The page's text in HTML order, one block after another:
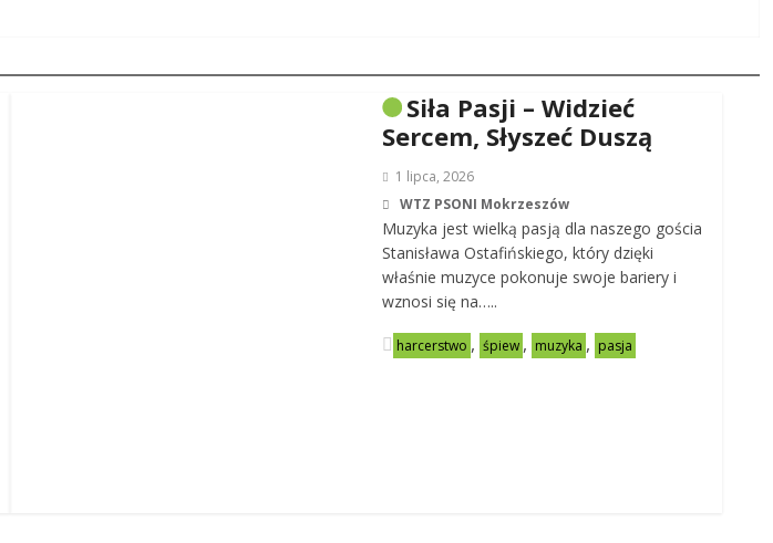
Siła Pasji – Widzieć
Sercem, Słyszeć Duszą
1 lipca, 2026
WTZ PSONI Mokrzeszów
Muzyka jest wielką pasją dla naszego gościa
Stanisława Ostafińskiego, który dzięki
właśnie muzyce pokonuje swoje bariery i
wznosi się na…..
harcerstwo , śpiew , muzyka , pasja